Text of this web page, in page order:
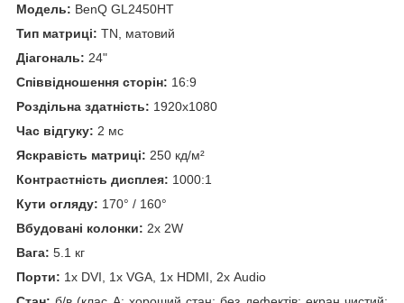
Модель: BenQ GL2450HT
Тип матриці: TN, матовий
Діагональ: 24"
Співвідношення сторін: 16:9
Роздільна здатність: 1920x1080
Час відгуку: 2 мс
Яскравість матриці: 250 кд/м²
Контрастність дисплея: 1000:1
Кути огляду: 170° / 160°
Вбудовані колонки: 2x 2W
Вага: 5.1 кг
Порти: 1x DVI, 1x VGA, 1x HDMI, 2x Audio